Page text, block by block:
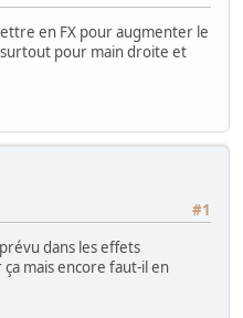
en FX pour augmenter le
surtout pour main droite et
#1
dans les effets
mais encore faut-il en